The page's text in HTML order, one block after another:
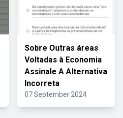
Sobre Outras áreas
Voltadas à Economia
Assinale A Alternativa
Incorreta
07 September 2024